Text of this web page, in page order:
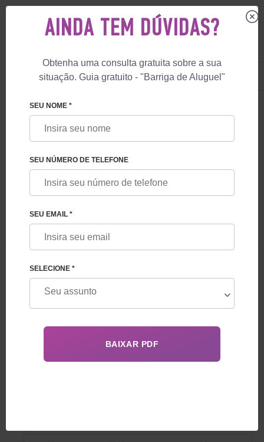
+1 844 892 78 00 UK+44 800 069 86 90
SERVIÇOS TERAPIA COM CÉLULAS-TRONCO PARA FIV
TERAPIA COM CÉLULAS-TRONCO
PARA FIV
O que são células-tronco?
AINDA TEM DÚVIDAS?
Obtenha uma consulta gratuita sobre a sua
situação. Guia gratuito - "Barriga de Aluguel"
SEU NOME *
SEU NÚMERO DE TELEFONE
SEU EMAIL *
SELECIONE *